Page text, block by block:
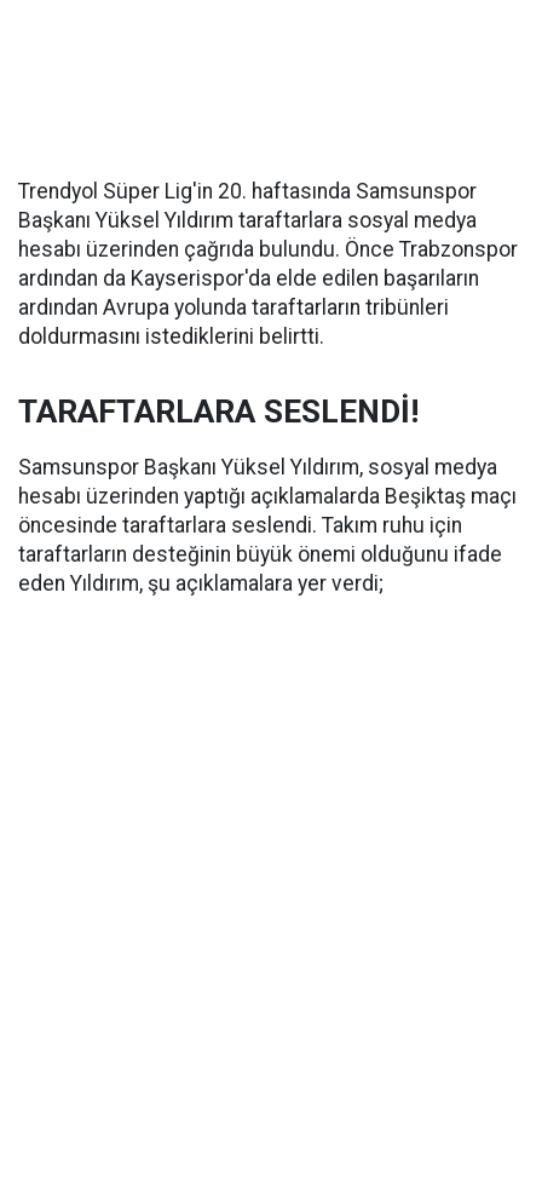
Trendyol Süper Lig'in 20. haftasında Samsunspor
Başkanı Yüksel Yıldırım taraftarlara sosyal medya
hesabı üzerinden çağrıda bulundu. Önce Trabzonspor
ardından da Kayserispor'da elde edilen başarıların
ardından Avrupa yolunda taraftarların tribünleri
doldurmasını istediklerini belirtti.
TARAFTARLARA SESLENDİ!
Samsunspor Başkanı Yüksel Yıldırım, sosyal medya
hesabı üzerinden yaptığı açıklamalarda Beşiktaş maçı
öncesinde taraftarlara seslendi. Takım ruhu için
taraftarların desteğinin büyük önemi olduğunu ifade
eden Yıldırım, şu açıklamalara yer verdi;